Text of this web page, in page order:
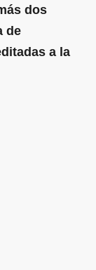
dos
de
a la